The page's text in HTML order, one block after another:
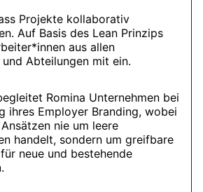
Projekte kollaborativ
Auf Basis des Lean Prinzips
aus allen
Abteilungen mit ein.
Romina Unternehmen bei
ihres Employer Branding, wobei
nie um leere
handelt, sondern um greifbare
neue und bestehende